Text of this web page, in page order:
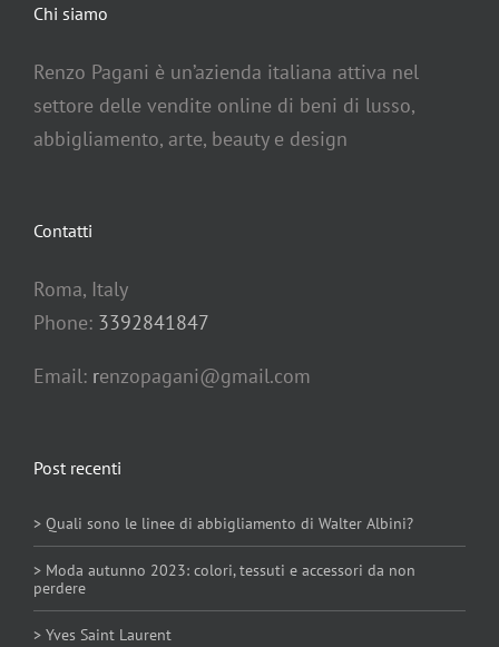
Chi siamo
Renzo Pagani è un’azienda italiana attiva nel
settore delle vendite online di beni di lusso,
abbigliamento, arte, beauty e design
Post recenti
> Quali sono le linee di abbigliamento di Walter Albini?
> Moda autunno 2023: colori, tessuti e accessori da non
perdere
> Yves Saint Laurent
Contatti
Roma, Italy
Phone: 3392841847
Email: renzopagani@gmail.com